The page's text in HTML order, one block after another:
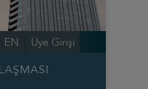
Üye Girişi
EN